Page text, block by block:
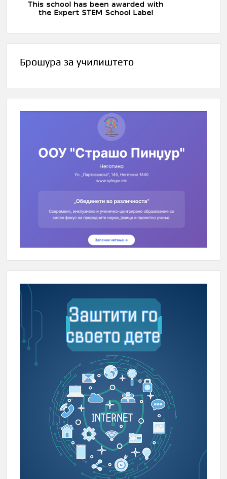
Брошура за училиштето